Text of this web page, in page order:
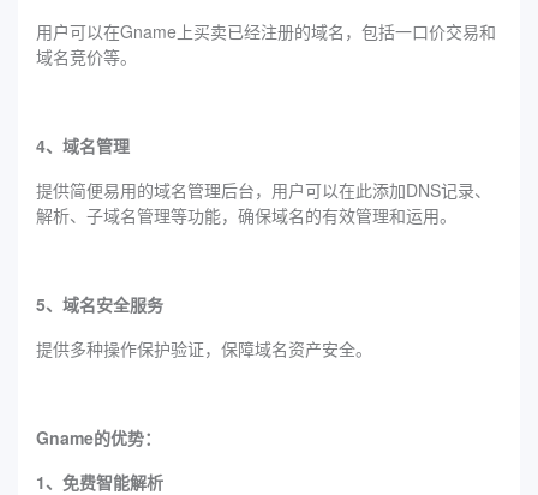
用户可以在Gname上买卖已经注册的域名，包括一口价交易和
域名竞价等。
4、域名管理
提供简便易用的域名管理后台，用户可以在此添加DNS记录、
解析、子域名管理等功能，确保域名的有效管理和运用。
5、域名安全服务
提供多种操作保护验证，保障域名资产安全。
Gname的优势：
1、免费智能解析